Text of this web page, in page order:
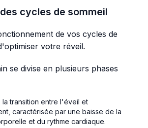
cycles de sommeil
de vos cycles de
votre réveil.
se divise en plusieurs phases
la transition entre l'éveil et
caractérisée par une baisse de la
et du rythme cardiaque.